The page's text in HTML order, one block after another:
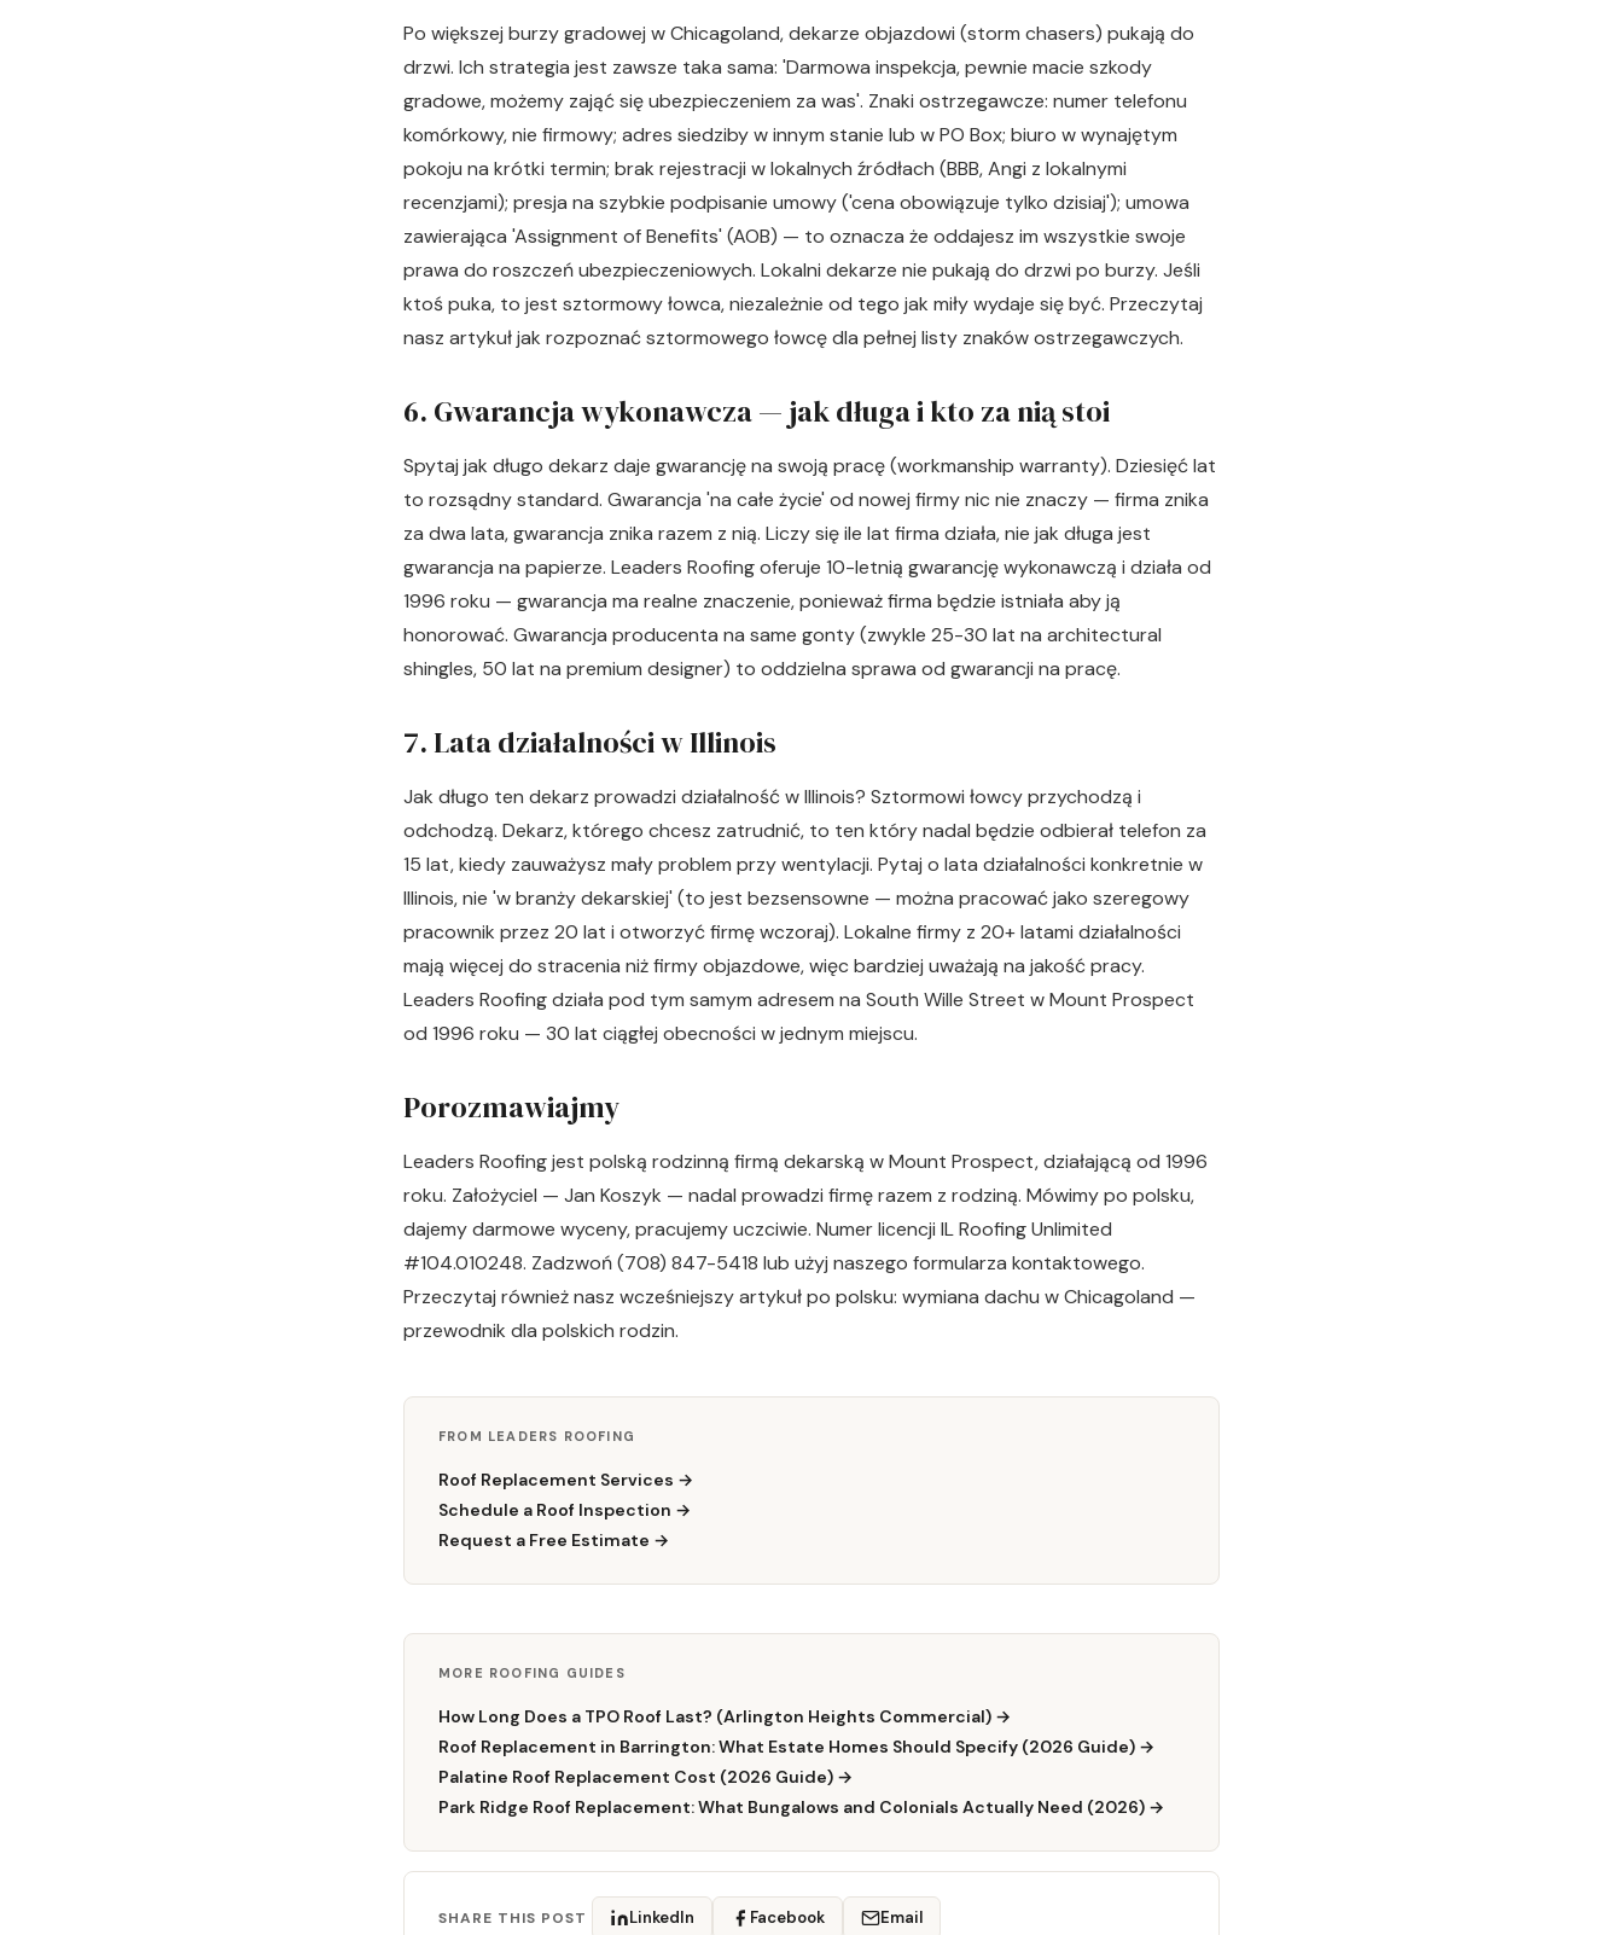
Po większej burzy gradowej w Chicagoland, dekarze objazdowi (storm chasers) pukają do
drzwi. Ich strategia jest zawsze taka sama: 'Darmowa inspekcja, pewnie macie szkody
gradowe, możemy zająć się ubezpieczeniem za was'. Znaki ostrzegawcze: numer telefonu
komórkowy, nie firmowy; adres siedziby w innym stanie lub w PO Box; biuro w wynajętym
pokoju na krótki termin; brak rejestracji w lokalnych źródłach (BBB, Angi z lokalnymi
recenzjami); presja na szybkie podpisanie umowy ('cena obowiązuje tylko dzisiaj'); umowa
zawierająca 'Assignment of Benefits' (AOB) — to oznacza że oddajesz im wszystkie swoje
prawa do roszczeń ubezpieczeniowych. Lokalni dekarze nie pukają do drzwi po burzy. Jeśli
ktoś puka, to jest sztormowy łowca, niezależnie od tego jak miły wydaje się być. Przeczytaj
nasz artykułjak rozpoznać sztormowego łowcędla pełnej listy znaków ostrzegawczych.
6. Gwarancja wykonawcza — jak długa i kto za nią stoi
Spytaj jak długo dekarz daje gwarancję na swoją pracę (workmanship warranty). Dziesięć lat
to rozsądny standard. Gwarancja 'na całe życie' od nowej firmy nic nie znaczy — firma znika
za dwa lata, gwarancja znika razem z nią. Liczy się ile lat firma działa, nie jak długa jest
gwarancja na papierze. Leaders Roofing oferuje 10-letnią gwarancję wykonawczą i działa od
1996 roku — gwarancja ma realne znaczenie, ponieważ firma będzie istniała aby ją
honorować. Gwarancja producenta na same gonty (zwykle 25-30 lat na architectural
shingles, 50 lat na premium designer) to oddzielna sprawa od gwarancji na pracę.
7. Lata działalności w Illinois
Jak długo ten dekarz prowadzi działalność w Illinois? Sztormowi łowcy przychodzą i
odchodzą. Dekarz, którego chcesz zatrudnić, to ten który nadal będzie odbierał telefon za
15 lat, kiedy zauważysz mały problem przy wentylacji. Pytaj o lata działalności konkretnie w
Illinois, nie 'w branży dekarskiej' (to jest bezsensowne — można pracować jako szeregowy
pracownik przez 20 lat i otworzyć firmę wczoraj). Lokalne firmy z 20+ latami działalności
mają więcej do stracenia niż firmy objazdowe, więc bardziej uważają na jakość pracy.
Leaders Roofing działa pod tym samym adresem na South Wille Street w Mount Prospect
od 1996 roku — 30 lat ciągłej obecności w jednym miejscu.
Porozmawiajmy
Leaders Roofing jest polską rodzinną firmą dekarską w Mount Prospect, działającą od 1996
roku. Założyciel — Jan Koszyk — nadal prowadzi firmę razem z rodziną. Mówimy po polsku,
dajemy darmowe wyceny, pracujemy uczciwie. Numer licencji IL Roofing Unlimited
#104.010248. Zadzwoń (708) 847-5418 lub użyj naszego formularza kontaktowego.
Przeczytaj również nasz wcześniejszy artykuł po polsku: wymiana dachu w Chicagoland —
przewodnik dla polskich rodzin.
FROM LEADERS ROOFING
Roof Replacement Services →
Schedule a Roof Inspection →
Request a Free Estimate →
MORE ROOFING GUIDES
How Long Does a TPO Roof Last? (Arlington Heights Commercial) →
Roof Replacement in Barrington: What Estate Homes Should Specify (2026 Guide) →
Palatine Roof Replacement Cost (2026 Guide) →
Park Ridge Roof Replacement: What Bungalows and Colonials Actually Need (2026) →
SHARE THIS POST LinkedIn Facebook Email